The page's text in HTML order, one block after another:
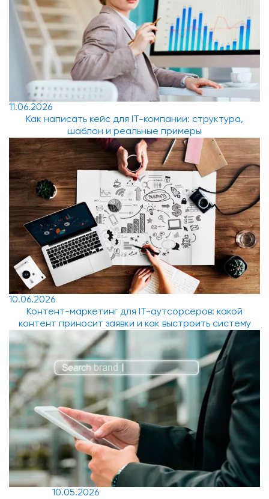
11.06.2026
Как написать кейс для IT-компании: структура,
шаблон и реальные примеры
10.06.2026
Контент-маркетинг для IT-аутсорсеров: какой
контент приносит заявки и как выстроить систему
10.05.2026